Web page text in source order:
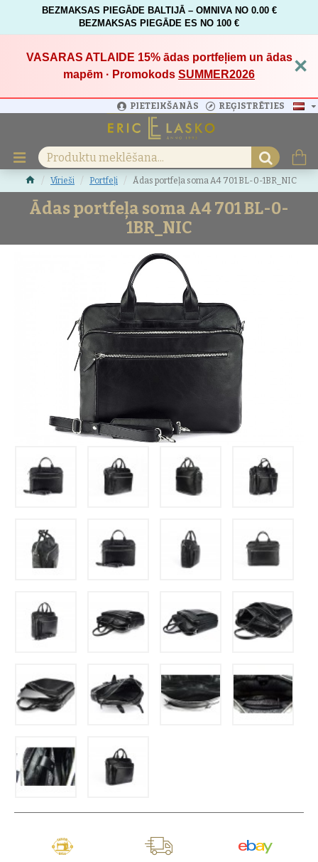
BEZMAKSAS PIEGĀDE BALTIJĀ – OMNIVA NO 0.00 €
BEZMAKSAS PIEGĀDE ES NO 100 €
VASARAS ATLAIDE 15%ādas portfeļiem un ādas
mapēm · Promokods SUMMER2026 ×
PIETEIKŠANĀS REĢISTRĒTIES
Vīrieši Portfeļi Ādas portfeļa soma A4 701 BL-0-1BR_NIC
Ādas portfeļa soma A4 701 BL-0-
1BR_NIC